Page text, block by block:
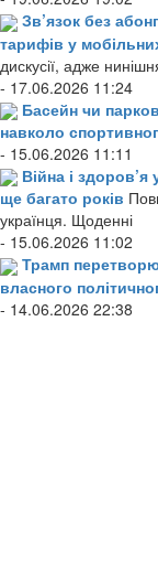
Зв’язок без
тарифів у
дискусії, адже
- 17.06.2026 11:24
Басейн чи
навколо
- 15.06.2026 11:11
Війна і здоров’я
ще багато років
українця. Щоденні
- 15.06.2026 11:02
Трамп
власного
- 14.06.2026 22:38